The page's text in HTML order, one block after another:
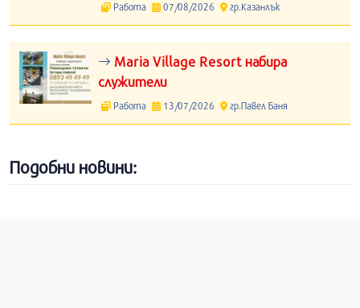
Работа 07/08/2026 гр.Казанлък
Maria Village Resort набира
служители
Работа 13/07/2026 гр.Павел Баня
Подобни новини: